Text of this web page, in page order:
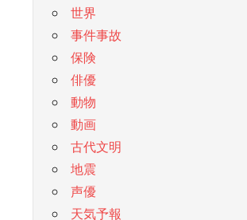
世界
事件事故
保険
俳優
動物
動画
古代文明
地震
声優
天気予報